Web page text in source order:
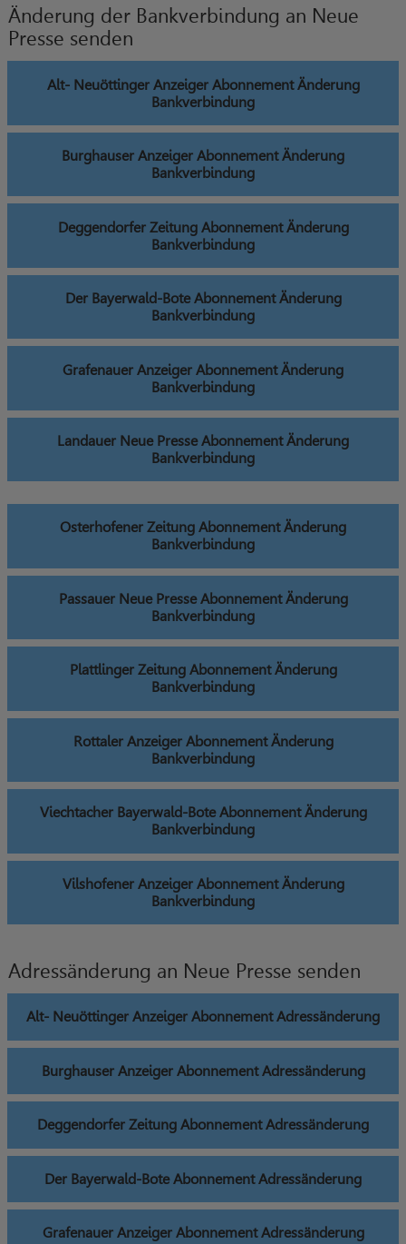
Änderung der Bankverbindung an Neue
Presse senden
Alt- Neuöttinger Anzeiger Abonnement Änderung
Bankverbindung
Burghauser Anzeiger Abonnement Änderung
Bankverbindung
Deggendorfer Zeitung Abonnement Änderung
Bankverbindung
Der Bayerwald-Bote Abonnement Änderung
Bankverbindung
Grafenauer Anzeiger Abonnement Änderung
Bankverbindung
Landauer Neue Presse Abonnement Änderung
Bankverbindung
Osterhofener Zeitung Abonnement Änderung
Bankverbindung
Passauer Neue Presse Abonnement Änderung
Bankverbindung
Plattlinger Zeitung Abonnement Änderung
Bankverbindung
Rottaler Anzeiger Abonnement Änderung
Bankverbindung
Viechtacher Bayerwald-Bote Abonnement Änderung
Bankverbindung
Vilshofener Anzeiger Abonnement Änderung
Bankverbindung
Adressänderung an Neue Presse senden
Alt- Neuöttinger Anzeiger Abonnement Adressänderung
Burghauser Anzeiger Abonnement Adressänderung
Deggendorfer Zeitung Abonnement Adressänderung
Der Bayerwald-Bote Abonnement Adressänderung
Grafenauer Anzeiger Abonnement Adressänderung